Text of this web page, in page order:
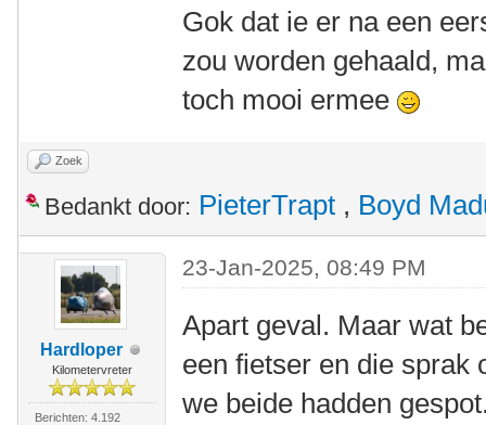
Gok dat ie er na een
zou worden gehaald,
toch mooi ermee
Zoek
Bedankt door: PieterTrapt , Boyd
Hardloper
Kilometervreter
Berichten: 4.192
23-Jan-2025, 08:49 PM
Apart geval. Maar wat
een fietser en die sprak
we beide hadden